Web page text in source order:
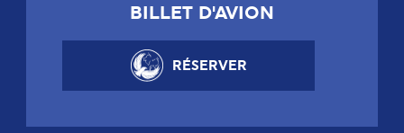
BILLET D'AVION
RÉSERVER